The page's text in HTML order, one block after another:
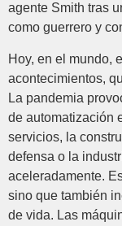
agente Smith tras
como guerrero y
Hoy, en el mundo,
acontecimientos,
La pandemia
de automatización
servicios, la
defensa o la
aceleradamente.
sino que también
de vida. Las